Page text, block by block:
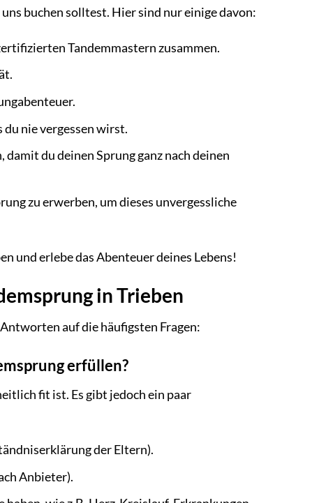
buchen solltest. Hier sind nur einige davon:
Tandemmastern zusammen.
du nie vergessen wirst.
du deinen Sprung ganz nach deinen
zu erwerben, um dieses unvergessliche
und erlebe das Abenteuer deines Lebens!
in Trieben
auf die häufigsten Fragen:
erfüllen?
fit ist. Es gibt jedoch ein paar
der Eltern).
Anbieter).